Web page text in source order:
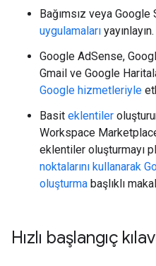
Bağımsız veya
uygulamaları yayınlayın.
Google AdSense,
Gmail ve Google
Google hizmetleriyle
Basit eklentiler
Workspace
eklentiler oluşturmayı
noktalarını kullanarak
oluşturma başlıklı
Hızlı başlangıç